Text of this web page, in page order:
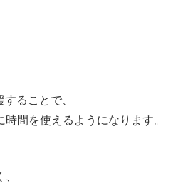
ることで、
間を使えるようになります。